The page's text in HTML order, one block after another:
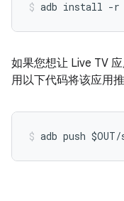
如果您想让 Live TV
用以下代码将该应用